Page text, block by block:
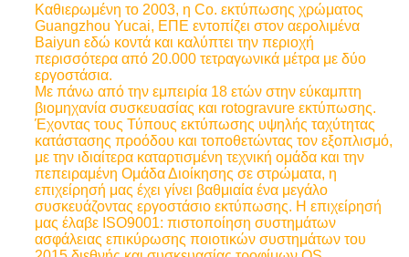
Καθιερωμένη το 2003, η Co. εκτύπωσης χρώματος
Guangzhou Yucai, ΕΠΕ εντοπίζει στον αερολιμένα
Baiyun εδώ κοντά και καλύπτει την περιοχή
περισσότερα από 20.000 τετραγωνικά μέτρα με δύο
εργοστάσια.
Με πάνω από την εμπειρία 18 ετών στην εύκαμπτη
βιομηχανία συσκευασίας και rotogravure εκτύπωσης.
Έχοντας τους Τύπους εκτύπωσης υψηλής ταχύτητας
κατάστασης προόδου και τοποθετώντας τον εξοπλισμό,
με την ιδιαίτερα καταρτισμένη τεχνική ομάδα και την
πεπειραμένη Ομάδα Διοίκησης σε στρώματα, η
επιχείρησή μας έχει γίνει βαθμιαία ένα μεγάλο
συσκευάζοντας εργοστάσιο εκτύπωσης. Η επιχείρησή
μας έλαβε ISO9001: πιστοποίηση συστημάτων
ασφάλειας επικύρωσης ποιοτικών συστημάτων του